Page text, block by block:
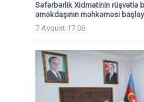
Səfərbərlik Xidmətinin rüşvətlə
əməkdaşının məhkəməsi
7 Avqust 17:06